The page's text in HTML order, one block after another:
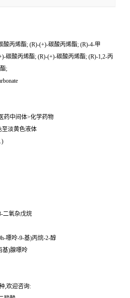
酸丙烯酯; (R)-(+)-碳酸丙烯酯; (R)-4-甲
碳酸丙烯酯; (R)-(+)-碳酸丙烯酯; (R)-1,2-丙
;
药中间体>化学药物
至淡黄色液体
二氧杂戊烷
嘌呤-9-基)丙烷-2-醇
基)腺嘌呤
,欢迎咨询: